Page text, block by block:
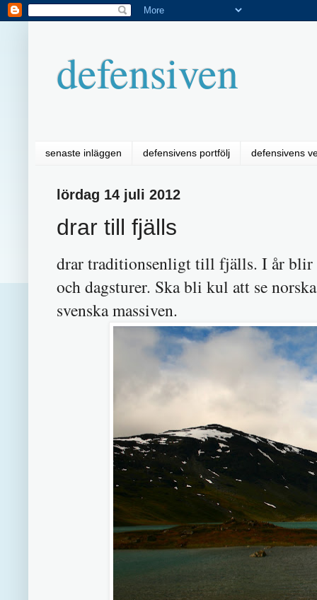
defensiven
senaste inläggen defensivens portfölj defensivens
lördag 14 juli 2012
drar till fjälls
drar traditionsenligt till fjälls. I år blir
och dagsturer. Ska bli kul att se
svenska massiven.